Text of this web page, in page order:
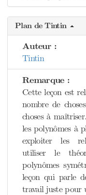
Plan de Tintin
Auteur :
Tintin
Remarque :
Cette leçon est
nombre de
choses à
les polynômes à
exploiter les
utiliser le
polynômes
leçon qui parle
travail juste pour